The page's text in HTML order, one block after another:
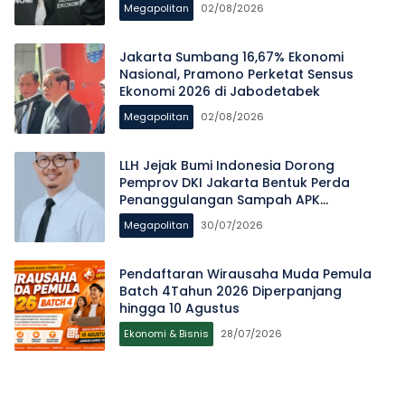
Megapolitan 02/08/2026
Jakarta Sumbang 16,67% Ekonomi
Nasional, Pramono Perketat Sensus
Ekonomi 2026 di Jabodetabek
Megapolitan 02/08/2026
LLH Jejak Bumi Indonesia Dorong
Pemprov DKI Jakarta Bentuk Perda
Penanggulangan Sampah APK
Pascapemilu
Megapolitan 30/07/2026
Pendaftaran Wirausaha Muda Pemula
Batch 4Tahun 2026 Diperpanjang
hingga 10 Agustus
Ekonomi & Bisnis 28/07/2026